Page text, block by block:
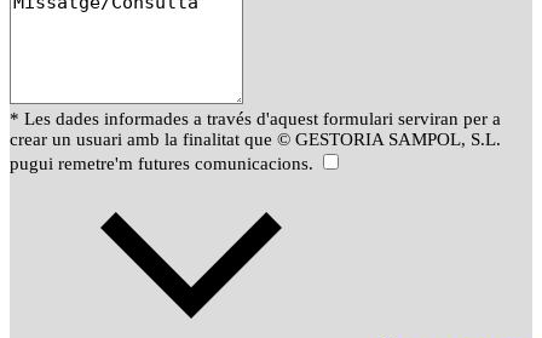
* Les dades informades a través d'aquest formulari serviran per a
crear un usuari amb la finalitat que © GESTORIA SAMPOL, S.L.
pugui remetre'm futures comunicacions.